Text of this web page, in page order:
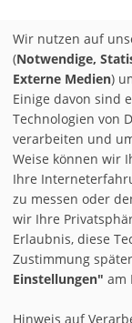
Wir nutzen auf
(Notwendige,
Externe Medien)
Einige davon sind
Technologien von
verarbeiten und
Weise können wir
Ihre
zu messen oder
wir Ihre
Erlaubnis, diese
Zustimmung
Einstellungen" am
Hinweis auf